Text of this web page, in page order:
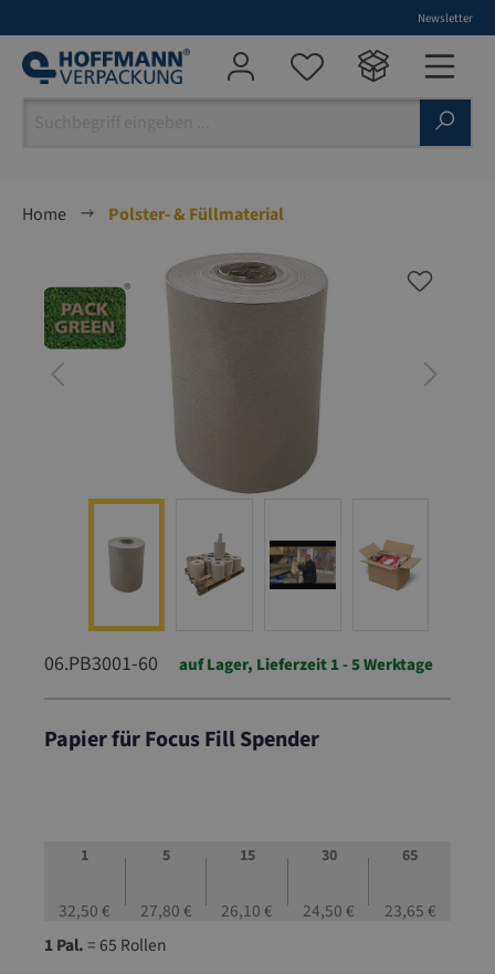
Newsletter
Home
Polster- & Füllmaterial
Bildergalerie überspringen
06.PB3001-60 auf Lager, Lieferzeit 1 - 5 Werktage
Papier für Focus Fill Spender
1
32,50 €
5
27,80 €
15
26,10 €
30
24,50 €
65
23,65 €
1 Pal.= 65 Rollen